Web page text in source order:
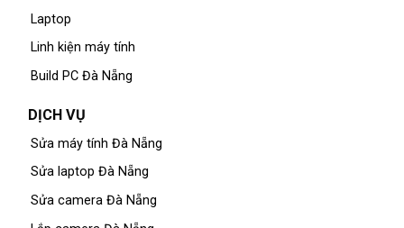
Laptop
Linh kiện máy tính
Build PC Đà Nẵng
DỊCH VỤ
Sửa máy tính Đà Nẵng
Sửa laptop Đà Nẵng
Sửa camera Đà Nẵng